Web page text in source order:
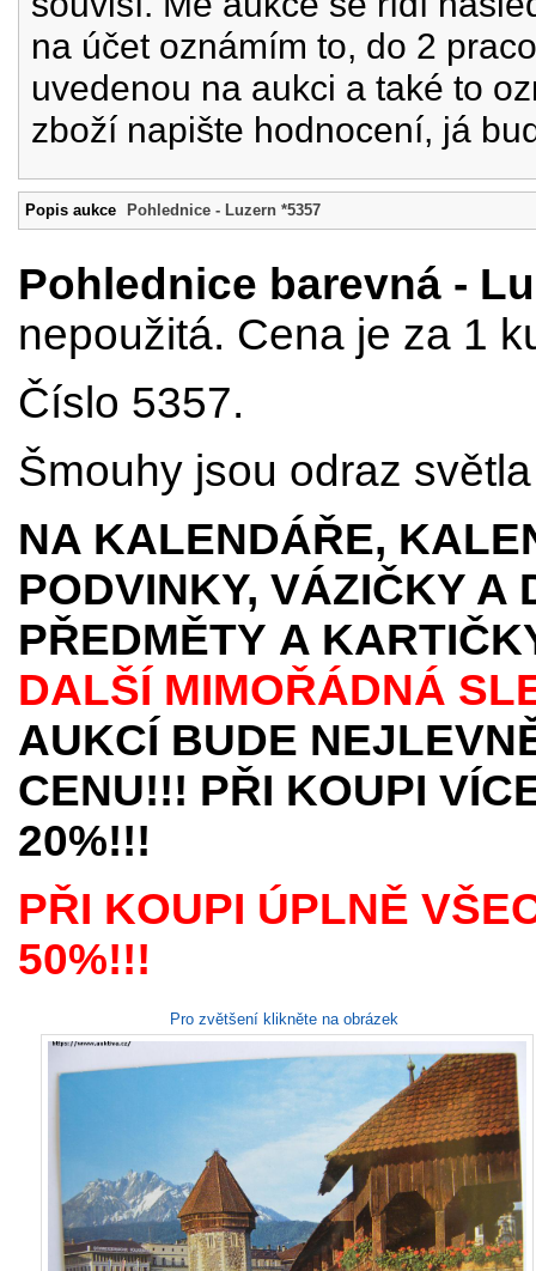
na účet oznámím to, do 2
uvedenou na aukci a také to
zboží napište hodnocení, já
Popis aukce Pohlednice - Luzern *5357
Pohlednice barevná -
nepoužitá. Cena je za 1
Číslo 5357.
Šmouhy jsou odraz
NA KALENDÁŘE,
PODVINKY, VÁZIČKY A
PŘEDMĚTY A
DALŠÍ MIMOŘÁDNÁ
AUKCÍ BUDE
CENU!!! PŘI KOUPI
20%!!!
PŘI KOUPI ÚPLNĚ
50%!!!
Pro zvětšení klikněte na obrázek